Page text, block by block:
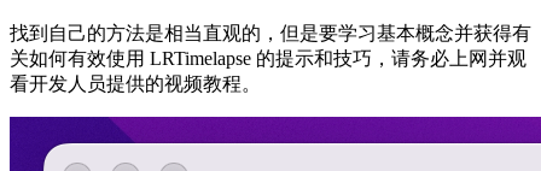
找到自己的方法是相当直观的，但是要学习基本概念并获得有
关如何有效使用 LRTimelapse 的提示和技巧，请务必上网并观
看开发人员提供的视频教程。